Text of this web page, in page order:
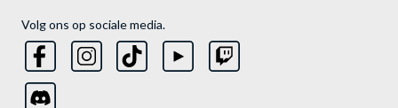
Volg ons op sociale media.